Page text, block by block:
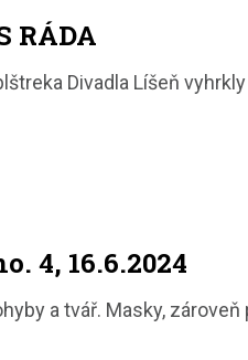
RÁDA
Divadla Líšeň
4, 16.6.2024
a tvář. Masky,